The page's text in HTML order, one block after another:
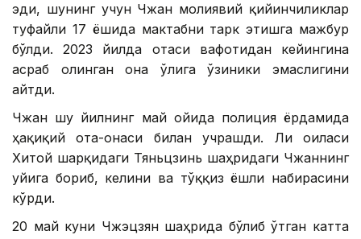
эди, шунинг учун Чжан молиявий қийинчиликлар
туфайли 17 ёшида мактабни тарк этишга мажбур
бўлди. 2023 йилда отаси вафотидан кейингина
асраб олинган она ўғлига ўзиники эмаслигини
айтди.
Чжан шу йилнинг май ойида полиция ёрдамида
ҳақиқий ота-онаси билан учрашди. Ли оиласи
Хитой шарқидаги Тяньцзинь шаҳридаги Чжаннинг
уйига бориб, келини ва тўққиз ёшли набирасини
кўрди.
20 май куни Чжэцзян шаҳрида бўлиб ўтган катта